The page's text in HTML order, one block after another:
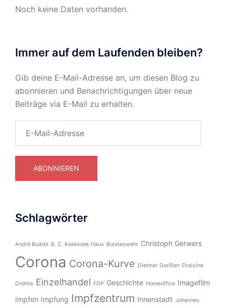
Noch keine Daten vorhanden.
Immer auf dem Laufenden bleiben?
Gib deine E-Mail-Adresse an, um diesen Blog zu
abonnieren und Benachrichtigungen über neue
Beiträge via E-Mail zu erhalten.
ABONNIEREN
Schlagwörter
André Budde B. C. Koekkoek Haus Bundeswehr Christoph Gerwers
Corona Corona-Kurve Dietmar Gorißen Draisine
Drohne Einzelhandel FDP Geschichte Homeoffice Imagefilm
Impfen Impfung Impfzentrum Innenstadt Johannes